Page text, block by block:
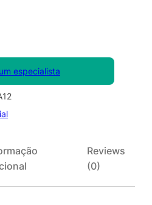
especialista
Reviews
(0)